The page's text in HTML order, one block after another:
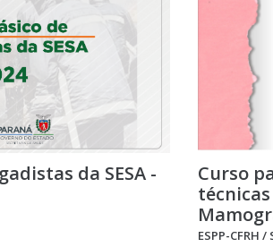
da SESA -
Curso
ESPP-CFRH /